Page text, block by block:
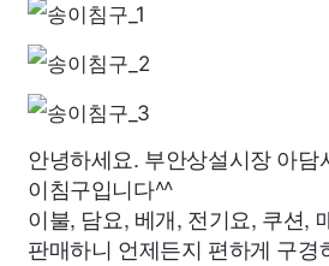
안녕하세요. 부안상설시장 아담
이침구입니다^^
이불, 담요, 베개, 전기요, 쿠션,
판매하니 언제든지 편하게 구경